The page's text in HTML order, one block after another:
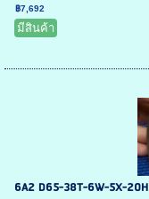
฿7,692
มีสินค้า
6A2 D65-38T-6W-5X-20H